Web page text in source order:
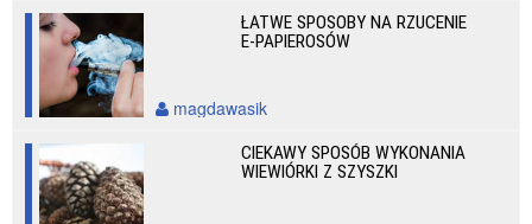
ŁATWE SPOSOBY NA RZUCENIE
E-PAPIEROSÓW
magdawasik
CIEKAWY SPOSÓB WYKONANIA
WIEWIÓRKI Z SZYSZKI